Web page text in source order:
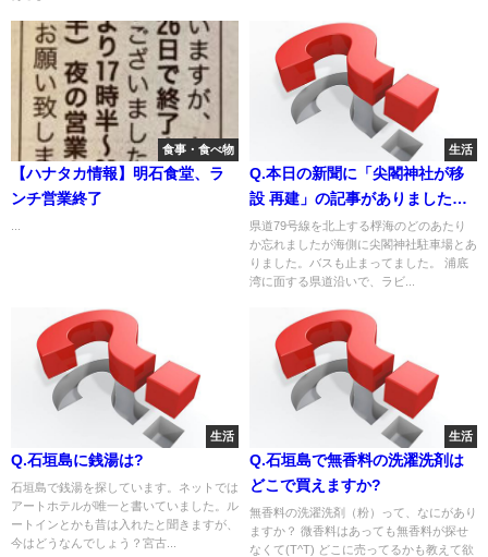
食事・食べ物
【ハナタカ情報】明石食堂、ラ
ンチ営業終了
生活
Q.本日の新聞に「尖閣神社が移
設 再建」の記事がありました。
石垣市桴海大田273-170 の住所
になってます。場所どちらにあ
りますでしょうか？
県道79号線を北上する桴海のどのあたり
か忘れましたが海側に尖閣神社駐車場とあ
りました。バスも止まってました。 浦底
湾に面する県道沿いで、ラビ...
生活
Q.石垣島に銭湯は?
石垣島で銭湯を探しています。ネットでは
アートホテルが唯一と書いていました。ル
ートインとかも昔は入れたと聞きますが、
今はどうなんでしょう？宮古...
生活
Q.石垣島で無香料の洗濯洗剤は
どこで買えますか?
無香料の洗濯洗剤（粉）って、なにがあり
ますか？ 微香料はあっても無香料が探せ
なくて(T^T) どこに売ってるかも教えて欲